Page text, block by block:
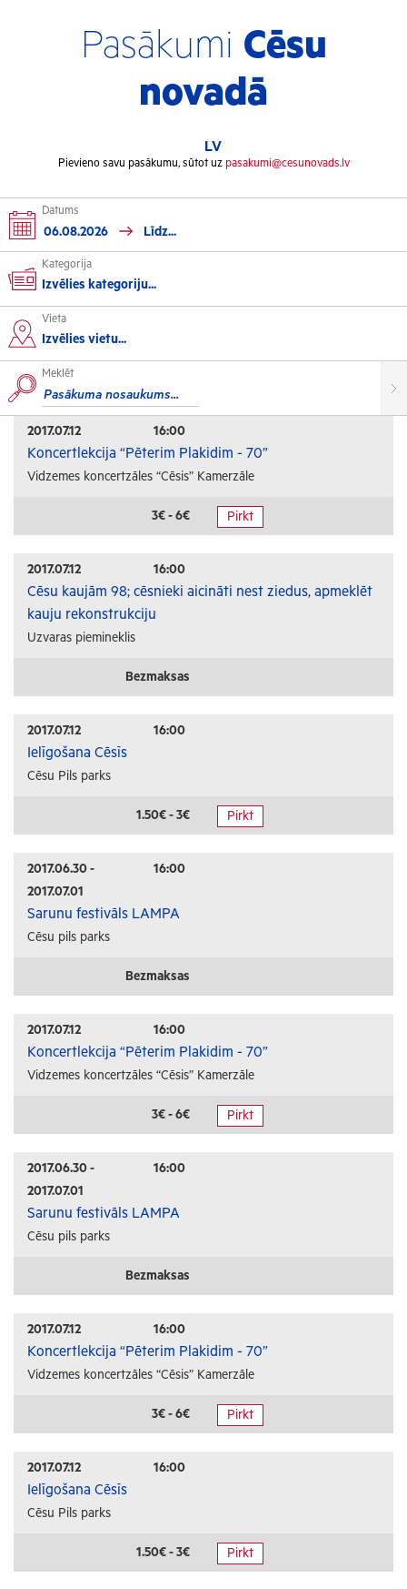
Pasākumi Cēsu
novadā
LV
Pievieno savu pasākumu, sūtot uz pasakumi@cesunovads.lv
Datums
Kategorija
Izvēlies kategoriju...
Kultūra
Izstādes
Koncerti
Izrādes
Festivāli un svētki
Kino
Citi pasākumi
Sports
Florbols
Slēpošana
Izglītība
Konferences
Kursi un semināri
Radošās darbnīcas
Lekcijas
Interešu pasākumi
Ģimenēm ar bērniem
Vieta
Izvēlies vietu...
Meklēt
2017.07.12 16:00
Koncertlekcija “Pēterim Plakidim - 70”
Vidzemes koncertzāles “Cēsis” Kamerzāle
3€ - 6€ Pirkt
2017.07.12 16:00
Cēsu kaujām 98; cēsnieki aicināti nest ziedus, apmeklēt
kauju rekonstrukciju
Uzvaras piemineklis
Bezmaksas
2017.07.12 16:00
Ielīgošana Cēsīs
Cēsu Pils parks
1.50€ - 3€ Pirkt
2017.06.30 -
2017.07.01
16:00
Sarunu festivāls LAMPA
Cēsu pils parks
Bezmaksas
2017.07.12 16:00
Koncertlekcija “Pēterim Plakidim - 70”
Vidzemes koncertzāles “Cēsis” Kamerzāle
3€ - 6€ Pirkt
2017.06.30 -
2017.07.01
16:00
Sarunu festivāls LAMPA
Cēsu pils parks
Bezmaksas
2017.07.12 16:00
Koncertlekcija “Pēterim Plakidim - 70”
Vidzemes koncertzāles “Cēsis” Kamerzāle
3€ - 6€ Pirkt
2017.07.12 16:00
Ielīgošana Cēsīs
Cēsu Pils parks
1.50€ - 3€ Pirkt